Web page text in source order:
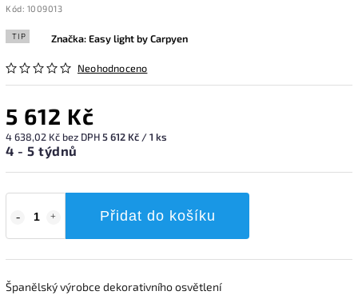
Kód: 1009013
TIP
Neohodnoceno
Značka:Easy light by Carpyen
5 612 Kč
4 638,02 Kč bez DPH5 612 Kč / 1 ks
4 - 5 týdnů
Přidat do košíku
Španělský výrobce dekorativního osvětlení